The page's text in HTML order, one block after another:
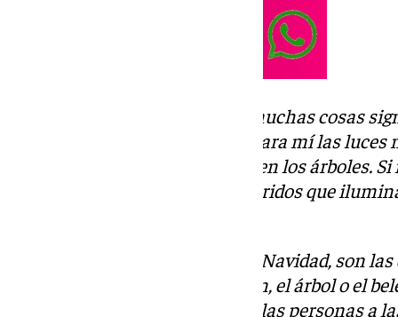
Reyes Magos: en Navidad hay muchas cosas
por ejemplo las luces, aunque para mí las
calle Larios o las que ponemos en los árboles.
también son aquellos seres queridos que
Otras cosas significativas de la Navidad, son
para mí no solo es el espumillón, el árbol o el
roscón. Si no que, también, son las personas a